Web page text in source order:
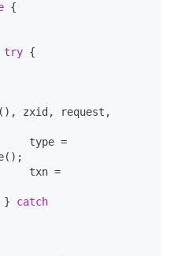
{
try {
zxid, request,
                        }
catch